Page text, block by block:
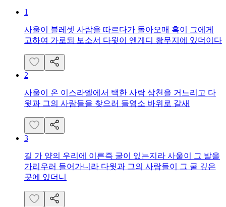
1
사울이 블레셋 사람을 따르다가 돌아오매 혹이 그에게
고하여 가로되 보소서 다윗이 엔게디 황무지에 있더이다
2
사울이 온 이스라엘에서 택한 사람 삼천을 거느리고 다
윗과 그의 사람들을 찾으러 들염소 바위로 갈새
3
길 가 양의 우리에 이른즉 굴이 있는지라 사울이 그 발을
가리우러 들어가니라 다윗과 그의 사람들이 그 굴 깊은
곳에 있더니